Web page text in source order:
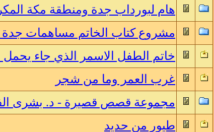
هام لبورداب جدة ومنطقة مكة
مشروع كتاب الخاتم مساهمات جدة
خاتم الطفل الاسمر الذي جاء
غرب العمر وما من شجر
مجموعة قصص قصيرة - د. بشرى
طيور من حديد